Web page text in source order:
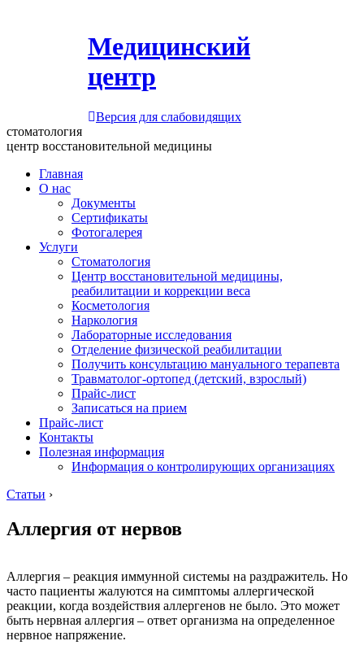
Медицинский
центр
Версия для слабовидящих
стоматология
центр восстановительной медицины
Главная
О нас
Документы
Сертификаты
Фотогалерея
Услуги
Стоматология
Центр восстановительной медицины,
реабилитации и коррекции веса
Косметология
Наркология
Лабораторные исследования
Отделение физической реабилитации
Получить консультацию мануального терапевта
Травматолог-ортопед (детский, взрослый)
Прайс-лист
Записаться на прием
Прайс-лист
Контакты
Полезная информация
Информация о контролирующих организациях
Статьи ›
Аллергия от нервов
Аллергия – реакция иммунной системы на раздражитель. Но
часто пациенты жалуются на симптомы аллергической
реакции, когда воздействия аллергенов не было. Это может
быть нервная аллергия – ответ организма на определенное
нервное напряжение.